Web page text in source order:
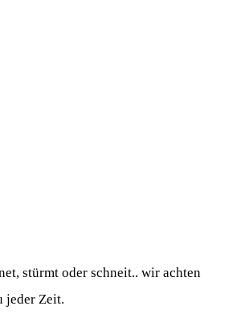
stürmt oder schneit.. wir achten
jeder Zeit.